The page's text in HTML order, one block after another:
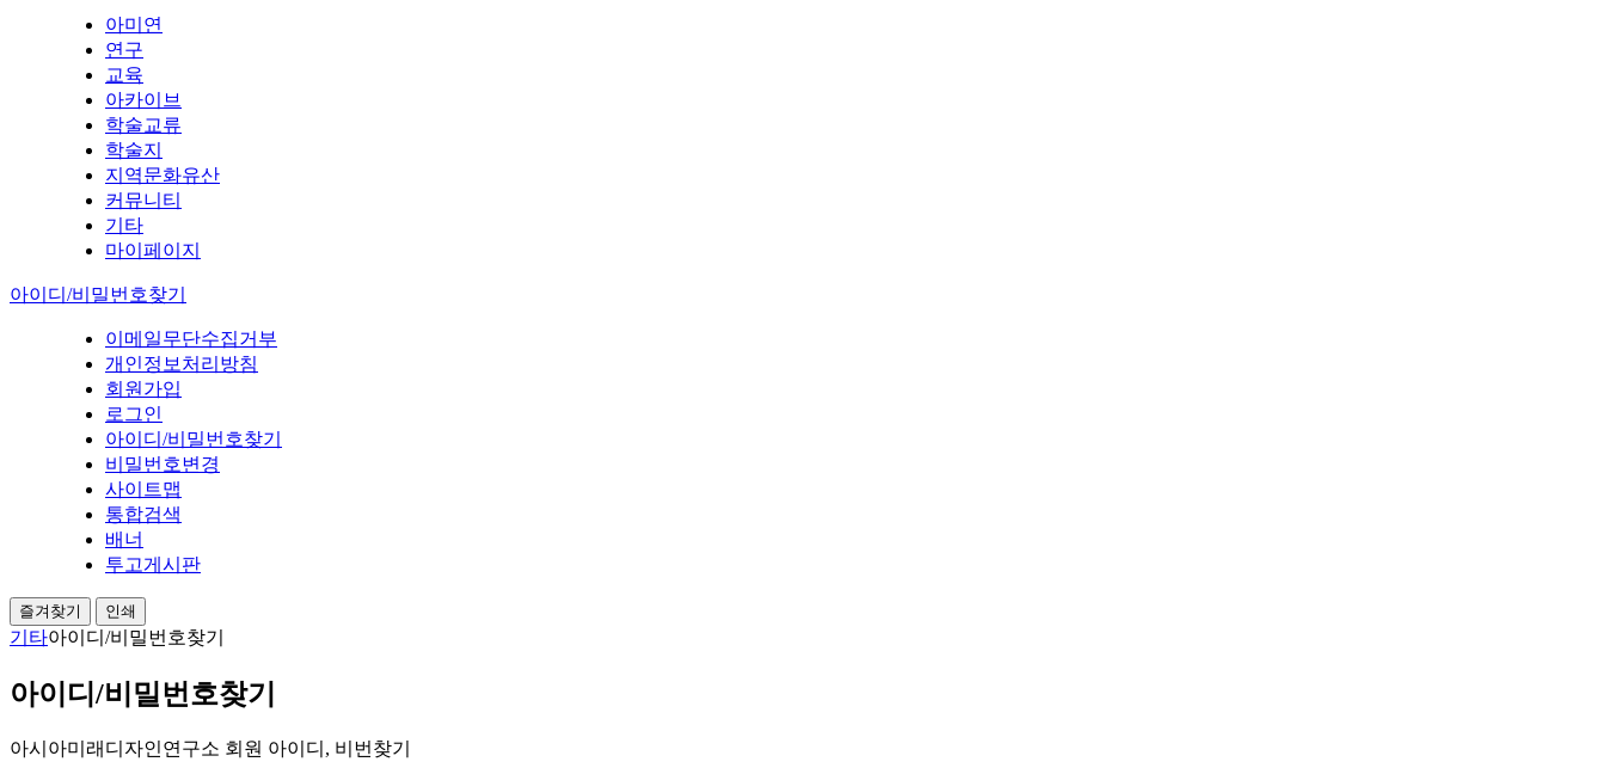
아미연
연구
교육
아카이브
학술교류
학술지
지역문화유산
커뮤니티
기타
마이페이지
아이디/비밀번호찾기
이메일무단수집거부
개인정보처리방침
회원가입
로그인
아이디/비밀번호찾기
비밀번호변경
사이트맵
통합검색
배너
투고게시판
즐겨찾기 인쇄
기타아이디/비밀번호찾기
아이디/비밀번호찾기
아시아미래디자인연구소 회원 아이디, 비번찾기